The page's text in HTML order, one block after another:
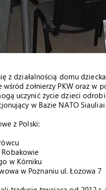
z działalnością domu
żołnierzy PKW oraz w
uczynić życie dzieci
w Bazie NATO
z Polski:
w Kórniku
w Poznaniu ul. Łozowa 7